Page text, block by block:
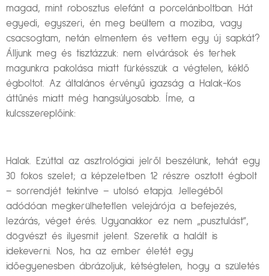
magad, mint robosztus elefánt a porcelánboltban. Hát
egyedi, egyszeri, én meg beültem a moziba, vagy
csacsogtam, netán elmentem és vettem egy új sapkát?
Álljunk meg és tisztázzuk: nem elvárások és terhek
magunkra pakolása miatt fürkésszük a végtelen, kéklő
égboltot. Az általános érvényű igazság a Halak-Kos
áttűnés miatt még hangsúlyosabb. Íme, a
kulcsszereplőink:
Halak. Ezúttal az asztrológiai jelről beszélünk, tehát egy
30 fokos szelet; a képzeletben 12 részre osztott égbolt
– sorrendjét tekintve – utolsó etapja. Jellegéből
adódóan megkerülhetetlen velejárója a befejezés,
lezárás, véget érés. Ugyanakkor ez nem „pusztulást”,
dögvészt és ilyesmit jelent. Szeretik a halált is
idekeverni. Nos, ha az ember életét egy
időegyenesben ábrázoljuk, kétségtelen, hogy a születés